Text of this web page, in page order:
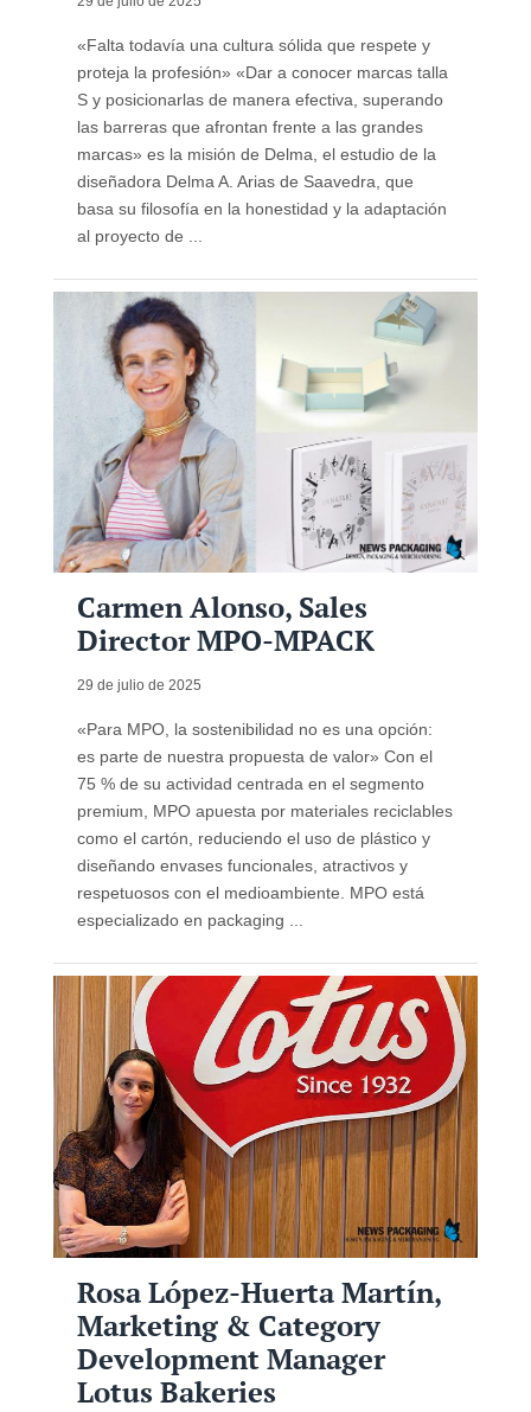
«Falta todavía una cultura sólida que respete y
proteja la profesión» «Dar a conocer marcas talla
S y posicionarlas de manera efectiva, superando
las barreras que afrontan frente a las grandes
marcas» es la misión de Delma, el estudio de la
diseñadora Delma A. Arias de Saavedra, que
basa su filosofía en la honestidad y la adaptación
al proyecto de ...
Carmen Alonso, Sales
Director MPO-MPACK
29 de julio de 2025
«Para MPO, la sostenibilidad no es una opción:
es parte de nuestra propuesta de valor» Con el
75 % de su actividad centrada en el segmento
premium, MPO apuesta por materiales reciclables
como el cartón, reduciendo el uso de plástico y
diseñando envases funcionales, atractivos y
respetuosos con el medioambiente. MPO está
especializado en packaging ...
Rosa López-Huerta Martín,
Marketing & Category
Development Manager
Lotus Bakeries